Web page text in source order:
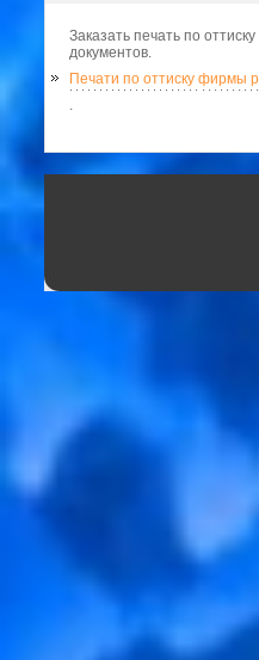
Заказать печать по оттиску
документов.
Печати по оттиску фирмы
.